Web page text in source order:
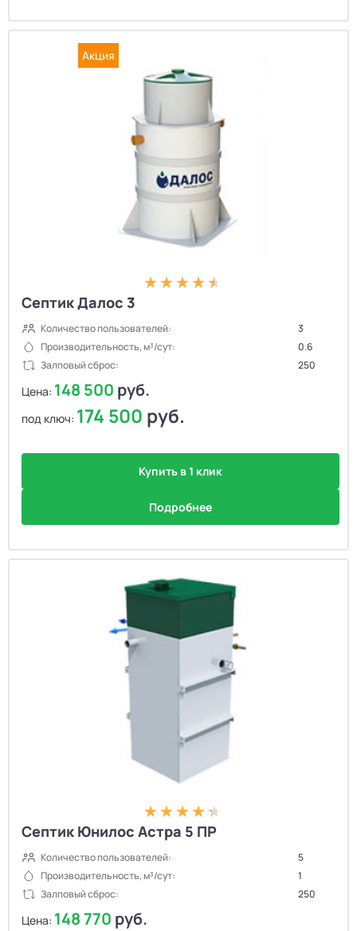
Акция
Септик Далос 3
Количество пользователей:
3
Производительность, м³/сут:
0.6
Залповый сброс:
250
Цена: 148 500 руб.
под ключ: 174 500 руб.
Купить в 1 клик
Подробнее
Септик Юнилос Астра 5 ПР
Количество пользователей:
5
Производительность, м³/сут:
1
Залповый сброс:
250
Цена: 148 770 руб.